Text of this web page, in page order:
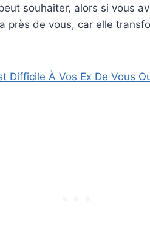
souhaiter, alors si vous
près de vous, car elle
Difficile À Vos Ex De Vous